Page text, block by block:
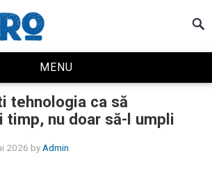
MENU
tehnologia ca să
timp, nu doar să-l umpli
2026 by Admin